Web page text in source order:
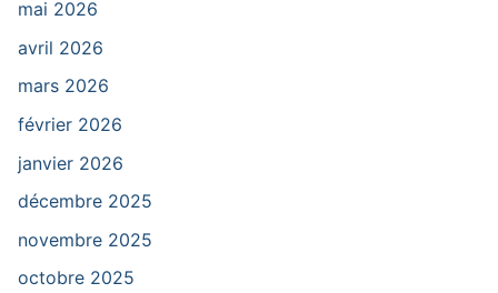
mai 2026
avril 2026
mars 2026
février 2026
janvier 2026
décembre 2025
novembre 2025
octobre 2025